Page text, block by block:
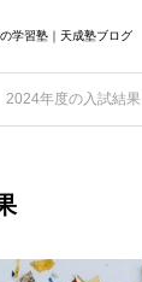
学習塾｜天成塾ブログ
2024年度の入試結果